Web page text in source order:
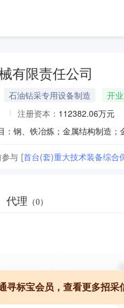
有限责任公司
石油钻采专用设备制造
开业
注册资本： 112382.06万元
参与 [首台(套)重大技术装备综合
代理 （0）
寻标宝会员，查看更多招采